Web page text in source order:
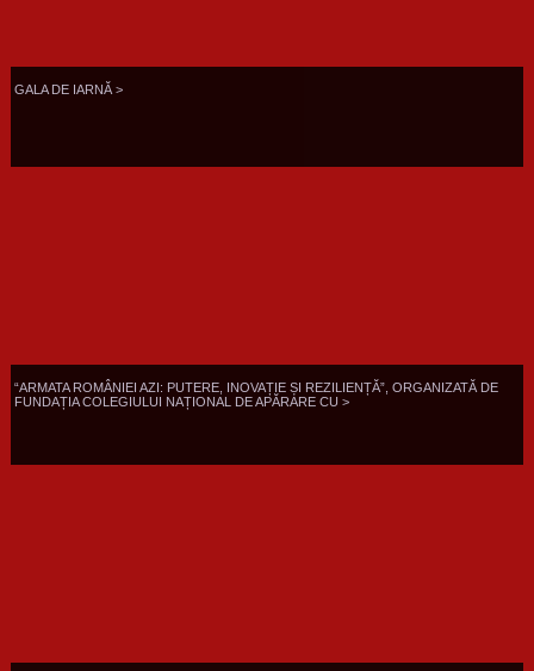
GALA DE IARNĂ >
“ARMATA ROMÂNIEI AZI: PUTERE, INOVAȚIE ȘI REZILIENȚĂ”, ORGANIZATĂ DE
FUNDAȚIA COLEGIULUI NAȚIONAL DE APĂRARE CU >